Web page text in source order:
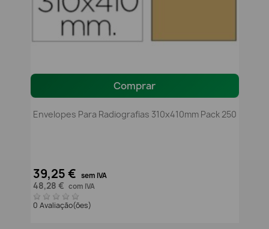
Comprar
Envelopes Para Radiografias 310x410mm Pack 250
39,25 € sem IVA
48,28 € com IVA
0 Avaliação(ões)